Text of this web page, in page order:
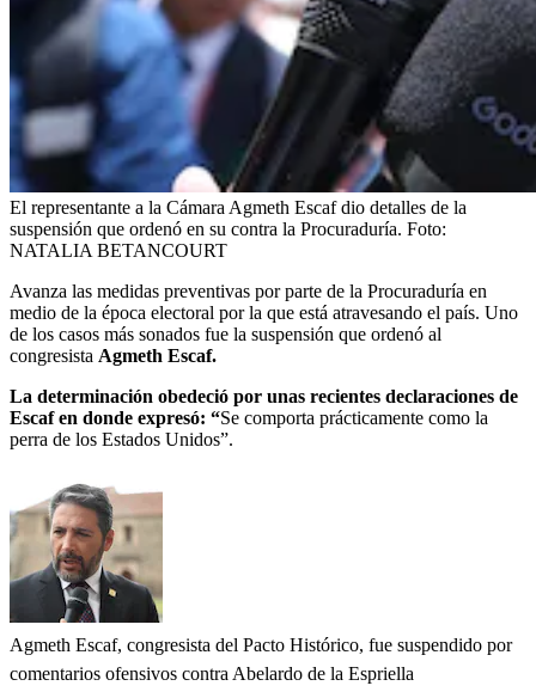
El representante a la Cámara Agmeth Escaf dio detalles de la
suspensión que ordenó en su contra la Procuraduría. Foto:
NATALIA BETANCOURT
Avanza las medidas preventivas por parte de la Procuraduría en
medio de la época electoral por la que está atravesando el país. Uno
de los casos más sonados fue la suspensión que ordenó al
congresista Agmeth Escaf.
La determinación obedeció por unas recientes declaraciones de
Escaf en donde expresó: “Se comporta prácticamente como la
perra de los Estados Unidos”.
Agmeth Escaf, congresista del Pacto Histórico, fue suspendido por
comentarios ofensivos contra Abelardo de la Espriella